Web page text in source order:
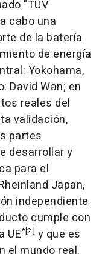
"TÜV
cabo una
de la batería
de energía
Yokohama,
David Wan; en
reales del
validación,
partes
desarrollar y
para el
Japan,
independiente
cumple con
UE*[2] y que es
el mundo real.